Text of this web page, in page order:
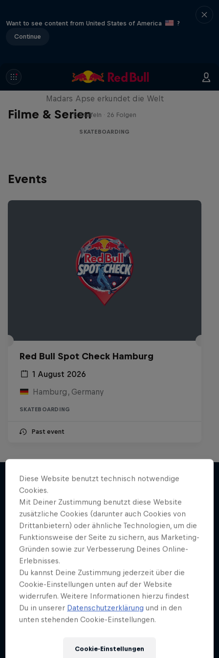
Want to see content from United States of America
?
Continue
Filme & Serien
Skate Tales
Madars Apse erkundet die Welt
5 Staffeln · 26 Folgen
SKATEBOARDING
Events
Red Bull Spot Check Hamburg
1 August 2026
Hamburg, Germany
SKATEBOARDING
Past event
Weiter geht´s hier
5 Staffeln · 26 Folgen
SKATEBOARDING
Diese Website benutzt technisch notwendige
Cookies.
Mit Deiner Zustimmung benutzt diese Website
zusätzliche Cookies (darunter auch Cookies von
Drittanbietern) oder ähnliche Technologien, um die
Funktionsweise der Seite zu sichern, aus Marketing-
Gründen sowie zur Verbesserung Deines Online-
Erlebnisses.
Du kannst Deine Zustimmung jederzeit über die
Cookie-Einstellungen unten auf der Website
widerrufen. Weitere Informationen hierzu findest
Du in unserer Datenschutzerklärung und in den
unten stehenden Cookie-Einstellungen.
Cookie-Einstellungen